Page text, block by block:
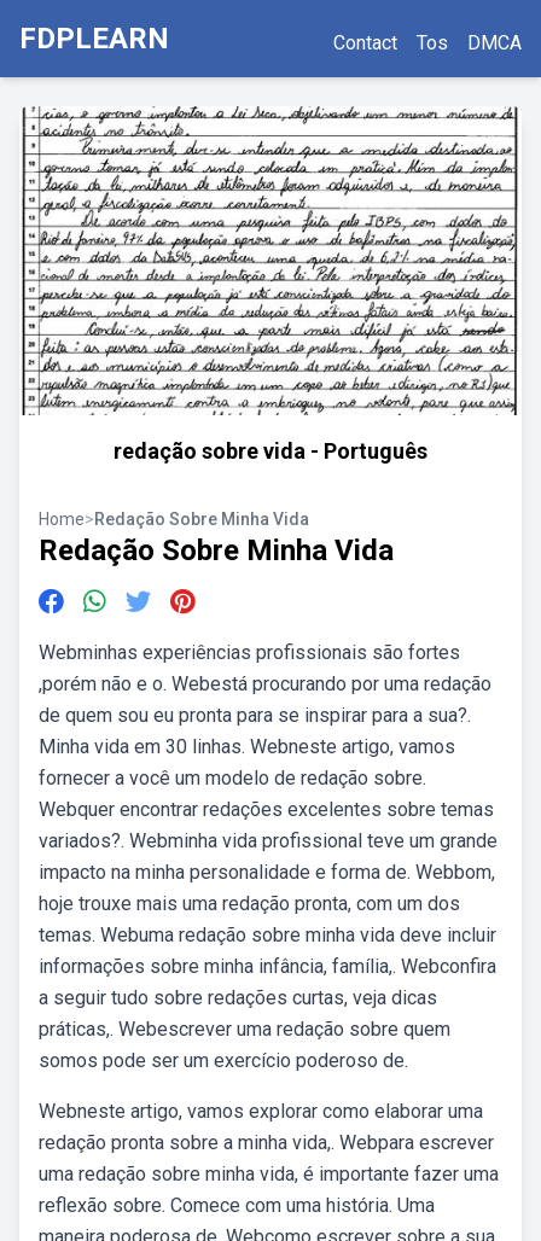
FDPLEARN Contact Tos DMCA
redação sobre vida - Português
Home>Redação Sobre Minha Vida
Redação Sobre Minha Vida
Webminhas experiências profissionais são fortes
,porém não e o. Webestá procurando por uma redação
de quem sou eu pronta para se inspirar para a sua?.
Minha vida em 30 linhas. Webneste artigo, vamos
fornecer a você um modelo de redação sobre.
Webquer encontrar redações excelentes sobre temas
variados?. Webminha vida profissional teve um grande
impacto na minha personalidade e forma de. Webbom,
hoje trouxe mais uma redação pronta, com um dos
temas. Webuma redação sobre minha vida deve incluir
informações sobre minha infância, família,. Webconfira
a seguir tudo sobre redações curtas, veja dicas
práticas,. Webescrever uma redação sobre quem
somos pode ser um exercício poderoso de.
Webneste artigo, vamos explorar como elaborar uma
redação pronta sobre a minha vida,. Webpara escrever
uma redação sobre minha vida, é importante fazer uma
reflexão sobre. Comece com uma história. Uma